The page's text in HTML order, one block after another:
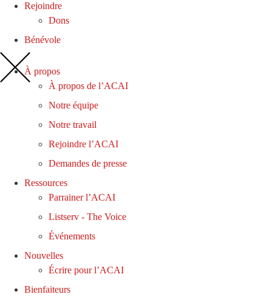
Rejoindre
Dons
Bénévole
À propos
À propos de l’ACAI
Notre équipe
Notre travail
Rejoindre l’ACAI
Demandes de presse
Ressources
Parrainer l’ACAI
Listserv - The Voice
Événements
Nouvelles
Écrire pour l’ACAI
Bienfaiteurs